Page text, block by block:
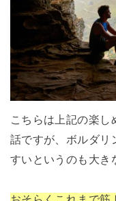
こちらは上記の楽し
話ですが、ボルダリ
すいというのも大き